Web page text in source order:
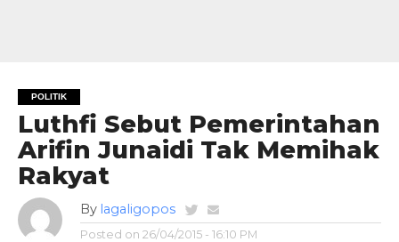
POLITIK
Luthfi Sebut Pemerintahan
Arifin Junaidi Tak Memihak
Rakyat
By lagaligopos
Posted on 26/04/2015 - 16:10 PM